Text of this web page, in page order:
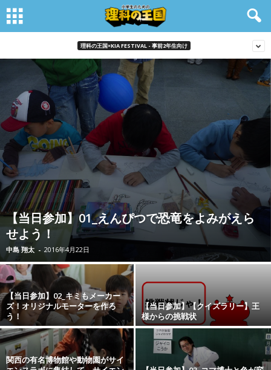
理科の王国×KIA FESTIVAL - 事前2年生向け
【当日参加】01_えんぴつで恐竜をよみがえら
せよう！
中島 翔太 - 2016年4月22日
【当日参加】02_キミもメーカー
ズ！オリジナルモーターを作ろ
う！
【当日参加】【クイズラリー】王
様からの挑戦状
関西の有名博物館や動物園がサイ